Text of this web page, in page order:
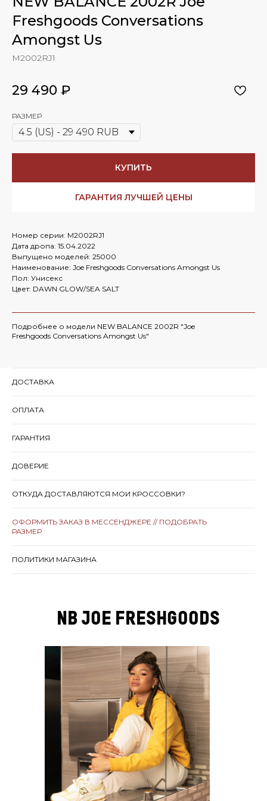
Freshgoods Conversations
Amongst Us
M2002RJ1
29 490 ₽
РАЗМЕР
КУПИТЬ
ГАРАНТИЯ ЛУЧШЕЙ ЦЕНЫ
Номер серии: M2002RJ1
Дата дропа: 15.04.2022
Выпущено моделей: 25000
Наименование: Joe Freshgoods Conversations Amongst Us
Пол: Унисекс
Цвет: DAWN GLOW/SEA SALT
Подробнее о модели NEW BALANCE 2002R "Joe
Freshgoods Conversations Amongst Us"
ДОСТАВКА
ОПЛАТА
ГАРАНТИЯ
ДОВЕРИЕ
ОТКУДА ДОСТАВЛЯЮТСЯ МОИ КРОССОВКИ?
ОФОРМИТЬ ЗАКАЗ В МЕССЕНДЖЕРЕ // ПОДОБРАТЬ
РАЗМЕР
ПОЛИТИКИ МАГАЗИНА
NB JOe FRESHGOODS